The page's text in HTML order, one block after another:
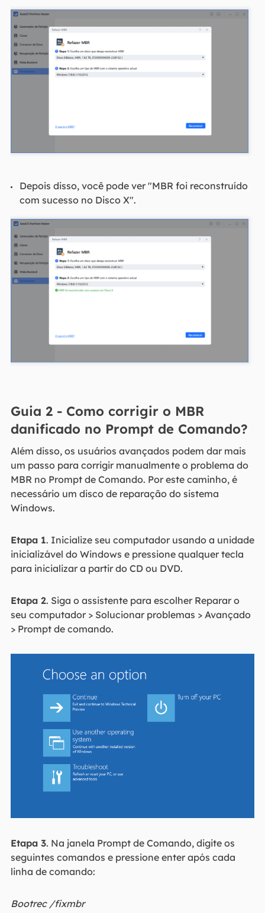
Depois disso, você pode ver "MBR foi reconstruído
com sucesso no Disco X".
Guia 2 - Como corrigir o MBR
danificado no Prompt de Comando?
Além disso, os usuários avançados podem dar mais
um passo para corrigir manualmente o problema do
MBR no Prompt de Comando. Por este caminho, é
necessário um disco de reparação do sistema
Windows.
Etapa 1. Inicialize seu computador usando a unidade
inicializável do Windows e pressione qualquer tecla
para inicializar a partir do CD ou DVD.
Etapa 2. Siga o assistente para escolher Reparar o
seu computador > Solucionar problemas > Avançado
> Prompt de comando.
Etapa 3. Na janela Prompt de Comando, digite os
seguintes comandos e pressione enter após cada
linha de comando:
Bootrec /fixmbr